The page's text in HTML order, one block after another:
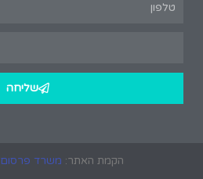
שליחה
הקמת האתר: משרד פרסום